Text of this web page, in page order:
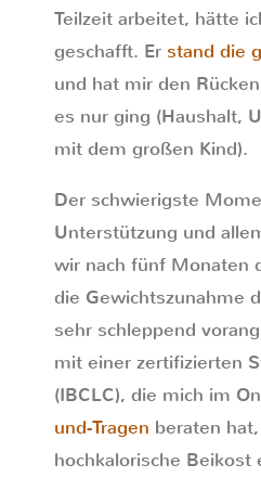
Teilzeit arbeitet, hätte
geschafft. Er stand die
und hat mir den
es nur ging (Haushalt,
mit dem großen Kind).
Der schwierigste
Unterstützung und
wir nach fünf Monaten
die Gewichtszunahme
sehr schleppend
mit einer zertifizierten
(IBCLC), die mich im
und-Tragen beraten
hochkalorische Beikost